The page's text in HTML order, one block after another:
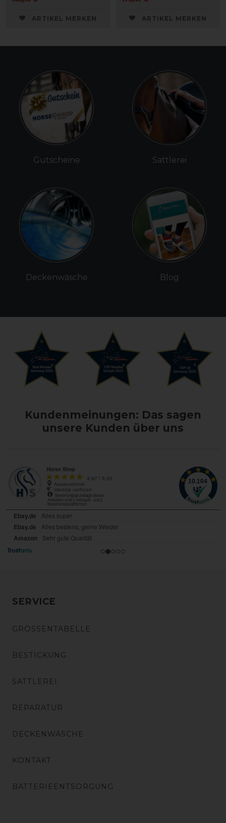
ARTIKEL MERKEN ARTIKEL MERKEN
Gutscheine
Deckenwäsche
Sattlerei
Blog
Kundenmeinungen: Das sagen
unsere Kunden über uns
SERVICE
GRÖSSENTABELLE
BESTICKUNG
SATTLEREI
REPARATUR
DECKENWÄSCHE
KONTAKT
BATTERIEENTSORGUNG